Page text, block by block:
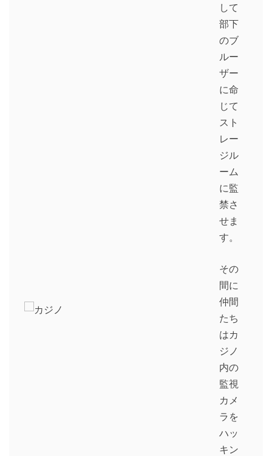
して
部下
のブ
ルー
ザー
に命
じて
スト
レー
ジル
ーム
に監
禁さ
せま
す。
その
間に
仲間
たち
はカ
ジノ
内の
監視
カメ
ラを
ハッ
キン